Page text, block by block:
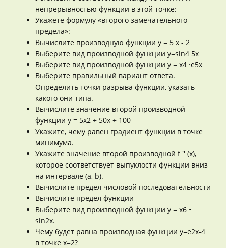
непрерывностью функции в этой точке:
Укажете формулу «второго замечательного
предела»:
Вычислите производную функции y = 5 x - 2
Выберите вид производной функции y=sin4 5x
Выберите вид производной функции y = x4 ·e5x
Выберите правильный вариант ответа.
Определить точки разрыва функции, указать
какого они типа.
Вычислите значение второй производной
функции y = 5x2 + 50x + 100
Укажите, чему равен градиент функции в точке
минимума.
Укажите значение второй производной f '' (x),
которое соответствует выпуклости функции вниз
на интервале (a, b).
Вычислите предел числовой последовательности
Вычислите предел функции
Выберите вид производной функции y = x6 •
sin2x.
Чему будет равна производная функции y=e2x-4
в точке x=2?